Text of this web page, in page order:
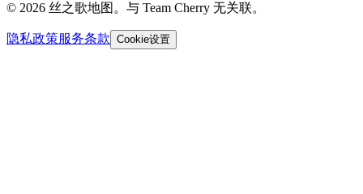
© 2026 丝之歌地图。与 Team Cherry 无关联。
隐私政策服务条款 Cookie设置